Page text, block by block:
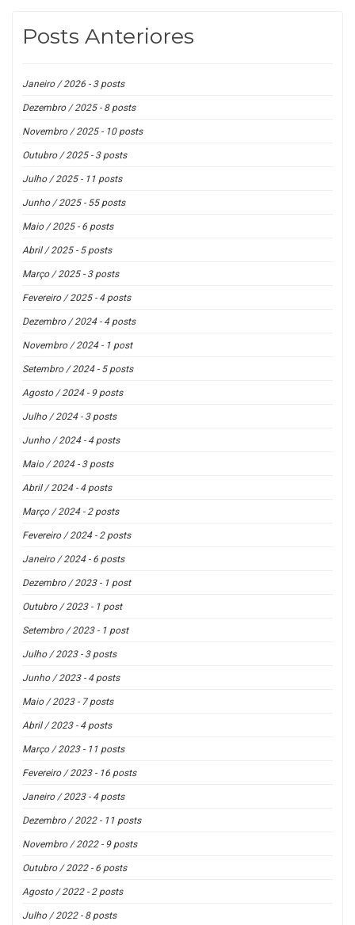
Posts Anteriores
Janeiro / 2026 - 3 posts
Dezembro / 2025 - 8 posts
Novembro / 2025 - 10 posts
Outubro / 2025 - 3 posts
Julho / 2025 - 11 posts
Junho / 2025 - 55 posts
Maio / 2025 - 6 posts
Abril / 2025 - 5 posts
Março / 2025 - 3 posts
Fevereiro / 2025 - 4 posts
Dezembro / 2024 - 4 posts
Novembro / 2024 - 1 post
Setembro / 2024 - 5 posts
Agosto / 2024 - 9 posts
Julho / 2024 - 3 posts
Junho / 2024 - 4 posts
Maio / 2024 - 3 posts
Abril / 2024 - 4 posts
Março / 2024 - 2 posts
Fevereiro / 2024 - 2 posts
Janeiro / 2024 - 6 posts
Dezembro / 2023 - 1 post
Outubro / 2023 - 1 post
Setembro / 2023 - 1 post
Julho / 2023 - 3 posts
Junho / 2023 - 4 posts
Maio / 2023 - 7 posts
Abril / 2023 - 4 posts
Março / 2023 - 11 posts
Fevereiro / 2023 - 16 posts
Janeiro / 2023 - 4 posts
Dezembro / 2022 - 11 posts
Novembro / 2022 - 9 posts
Outubro / 2022 - 6 posts
Agosto / 2022 - 2 posts
Julho / 2022 - 8 posts